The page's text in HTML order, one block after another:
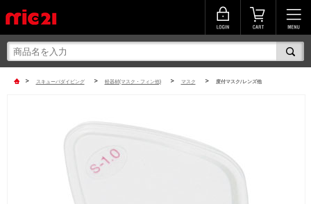
> スキューバダイビング > 軽器材(マスク・フィン他) > マスク > 度付マスク/レンズ他